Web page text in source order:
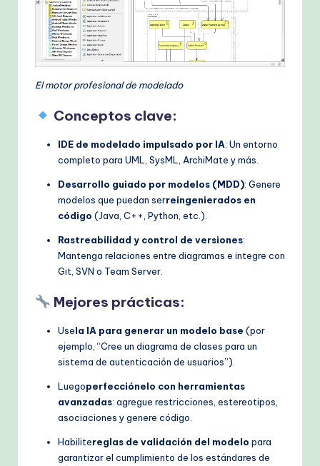
El motor profesional de modelado
Conceptos clave:
IDE de modelado impulsado por IA: Un entorno
completo para UML, SysML, ArchiMate y más.
Desarrollo guiado por modelos (MDD): Genere
modelos que puedan serreingenierados en
código (Java, C++, Python, etc.).
Rastreabilidad y control de versiones:
Mantenga relaciones entre diagramas e integre con
Git, SVN o Team Server.
Mejores prácticas:
Usela IA para generar un modelo base (por
ejemplo, “Cree un diagrama de clases para un
sistema de autenticación de usuarios”).
Luegoperfecciónelo con herramientas
avanzadas: agregue restricciones, estereotipos,
asociaciones y genere código.
Habilitereglas de validación del modelo para
garantizar el cumplimiento de los estándares de